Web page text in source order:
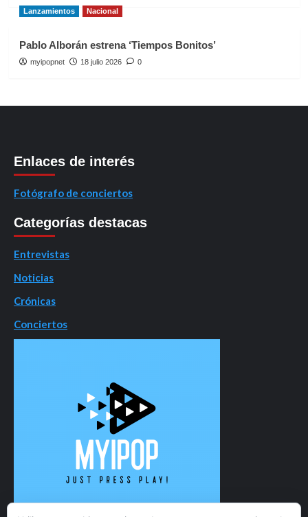
Lanzamientos Nacional
Pablo Alborán estrena ‘Tiempos Bonitos’
myipopnet 18 julio 2026 0
Enlaces de interés
Fotógrafo de conciertos
Categorías destacas
Entrevistas
Noticias
Crónicas
Conciertos